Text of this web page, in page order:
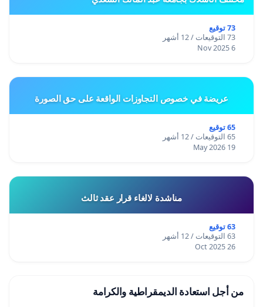
58.د.ثناء محمد صالح أكاديمية
62.الهام مكي باحثة
بغداد
63.زهراء علي باحثة
الولايات المتحدة
65.جنان الجابري باحثة
بغداد
66.د.نجاة تميم أكاديمية
هولندا
عمان
68.نجاة عبدالله شاعرة
73 توقيع
73 التوقيعات / 12 أشهر
6 Nov 2025
عريضة في خصوص التجاوزات الواقعة على حق الصورة
65 توقيع
65 التوقيعات / 12 أشهر
19 May 2026
مناشدة لالغاء قرار عقد ثالث
63 توقيع
63 التوقيعات / 12 أشهر
26 Oct 2025
من أجل استعادة الديمقراطية والكرامة